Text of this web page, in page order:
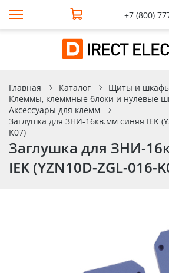
+7 (800)
Главная Каталог
Щиты и
Клеммы, клеммные блоки и нулевые
Аксессуары для клемм
Заглушка для ЗНИ-16кв.мм синяя IEK
K07)
Заглушка для ЗНИ-
IEK (YZN10D-ZGL-016-